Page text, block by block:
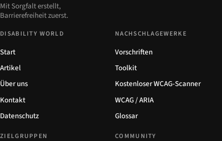
Mit Sorgfalt erstellt,
Barrierefreiheit zuerst.
DISABILITY WORLD
Start
Artikel
Über uns
Kontakt
Datenschutz
NACHSCHLAGEWERKE
Vorschriften
Toolkit
Kostenloser WCAG-Scanner
WCAG / ARIA
Glossar
ZIELGRUPPEN COMMUNITY